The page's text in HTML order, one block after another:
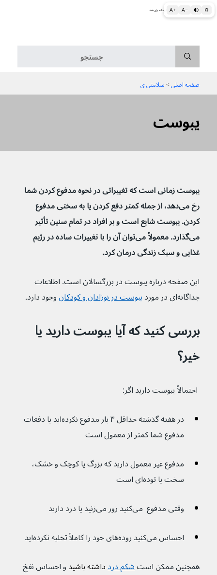
A+ A− 🌓 ♻ اطلاعات پزشکی و بهداشتی به زبان ساده برای همه
یبوست
صفحه اصلی > سلامتی ی
یبوست زمانی است که تغییراتی در نحوه مدفوع کردن شما
رخ می‌دهد، از جمله کمتر دفع کردن یا به سختی مدفوع
کردن. یبوست شایع است و بر افراد در تمام سنین تأثیر
می‌گذارد. معمولاً می‌توان آن را با تغییرات ساده در رژیم
غذایی و سبک زندگی درمان کرد.
این صفحه درباره یبوست در بزرگسالان است. اطلاعات
جداگانه‌ای در مورد
یبوست در نوزادان و کودکانوجود دارد.
بررسی کنید که آیا یبوست دارید یا
خیر؟
احتمالاً یبوست دارید اگر:
در هفته گذشته حداقل ۳ بار مدفوع نکرده‌اید یا دفعات
مدفوع شما کمتر از معمول است
مدفوع غیر معمول دارید که بزرگ یا کوچک و خشک،
سخت یا توده‌ای است
وقتی مدفوع  می‌کنید زور می‌زنید یا درد دارید
احساس می‌کنید روده‌های خود را کاملاً تخلیه نکرده‌اید
همچنین ممکن است شکم درد داشته باشید و احساس نفخ